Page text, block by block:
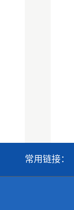
常用链接：